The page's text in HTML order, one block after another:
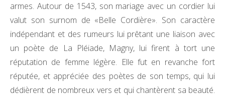
armes. Autour de 1543, son mariage avec un cordier lui
valut son surnom de «Belle Cordière». Son caractère
indépendant et des rumeurs lui prêtant une liaison avec
un poète de La Pléiade, Magny, lui firent à tort une
réputation de femme légère. Elle fut en revanche fort
réputée, et appréciée des poètes de son temps, qui lui
dédièrent de nombreux vers et qui chantèrent sa beauté.